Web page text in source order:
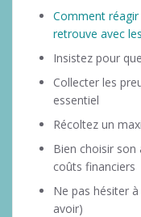
Comment réagir
retrouve avec
Insistez pour
Collecter les
essentiel
Récoltez un
Bien choisir son
coûts financiers
Ne pas hésiter
avoir)